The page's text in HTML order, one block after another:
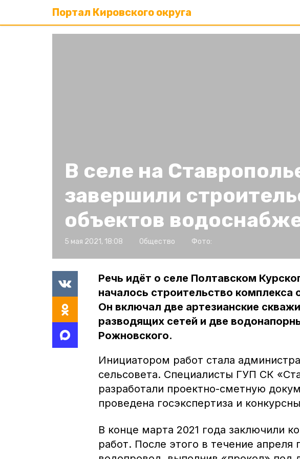
Портал Кировского округа
В селе на
завершили
объектов
5 мая 2021, 18:08 Общество Фото:
Речь идёт о селе Полтавском
началось строительство
Он включал две артезианские
разводящих сетей и две
Рожновского.
Инициатором работ стала
сельсовета. Специалисты ГУП СК
разработали проектно-сметную
проведена госэкспертиза и
В конце марта 2021 года заключили
работ. После этого в течение апреля